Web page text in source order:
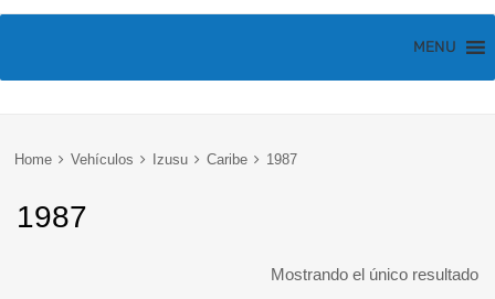
MENU
Home Vehículos Izusu Caribe 1987
1987
Mostrando el único resultado